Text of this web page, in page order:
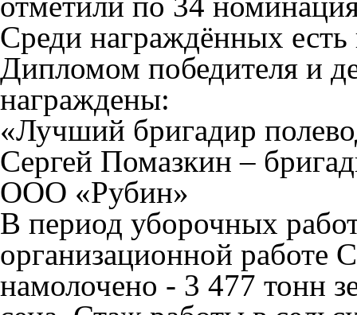
Среди награждённых
Дипломом победителя и
награждены:
«Лучший бригадир
Сергей Помазкин –
ООО «Рубин»
В период уборочных
организационной работе
намолочено - 3 477 тонн